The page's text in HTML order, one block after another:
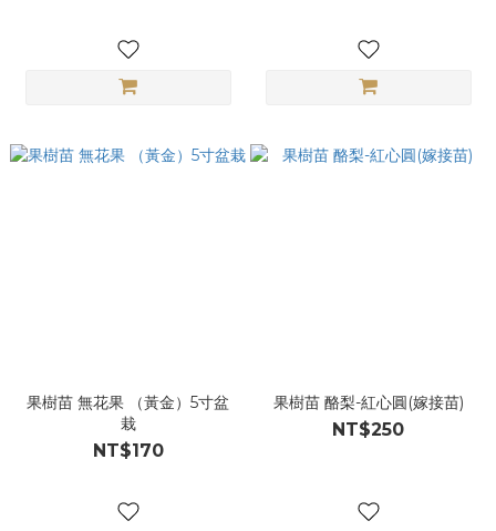
果樹苗 無花果 （黃金）5寸盆
栽
NT$170
果樹苗 酪梨-紅心圓(嫁接苗)
NT$250